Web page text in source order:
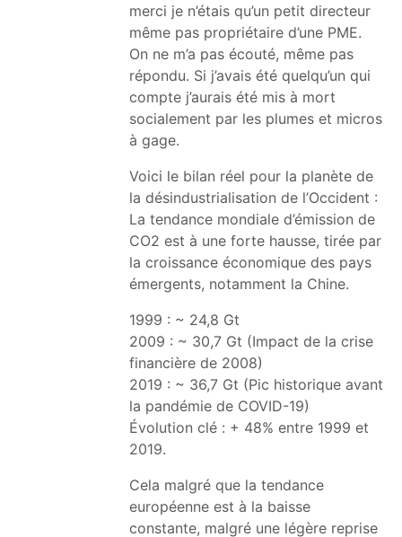
merci je n’étais qu’un petit directeur
même pas propriétaire d’une PME.
On ne m’a pas écouté, même pas
répondu. Si j’avais été quelqu’un qui
compte j’aurais été mis à mort
socialement par les plumes et micros
à gage.
Voici le bilan réel pour la planète de
la désindustrialisation de l’Occident :
La tendance mondiale d’émission de
CO2 est à une forte hausse, tirée par
la croissance économique des pays
émergents, notamment la Chine.
1999 : ~ 24,8 Gt
2009 : ~ 30,7 Gt (Impact de la crise
financière de 2008)
2019 : ~ 36,7 Gt (Pic historique avant
la pandémie de COVID-19)
Évolution clé : + 48% entre 1999 et
2019.
Cela malgré que la tendance
européenne est à la baisse
constante, malgré une légère reprise